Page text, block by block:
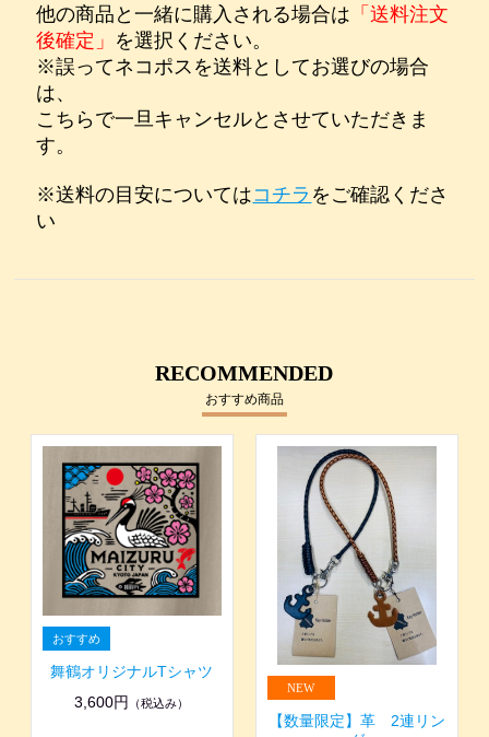
他の商品と一緒に購入される場合は 「送料注文
後確定」 を選択ください。
※誤ってネコポスを送料としてお選びの場合
は、
こちらで一旦キャンセルとさせていただきま
す。
※送料の目安についてはコチラ をご確認くださ
い
RECOMMENDED
おすすめ商品
舞鶴オリジナルTシャツ
3,600円
（税込み）
【数量限定】革 2連リン